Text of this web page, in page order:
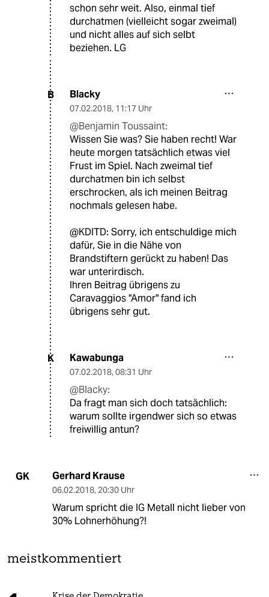
schon sehr weit. Also, einmal tief
durchatmen (vielleicht sogar zweimal)
und nicht alles auf sich selbt
beziehen. LG
B Blacky
07.02.2018, 11:17 Uhr
@Benjamin Toussaint:
Wissen Sie was? Sie haben recht! War
heute morgen tatsächlich etwas viel
Frust im Spiel. Nach zweimal tief
durchatmen bin ich selbst
erschrocken, als ich meinen Beitrag
nochmals gelesen habe.
@KDITD: Sorry, ich entschuldige mich
dafür, Sie in die Nähe von
Brandstiftern gerückt zu haben! Das
war unterirdisch.
Ihren Beitrag übrigens zu
Caravaggios "Amor" fand ich
übrigens sehr gut.
K Kawabunga
07.02.2018, 08:31 Uhr
@Blacky:
Da fragt man sich doch tatsächlich:
warum sollte irgendwer sich so etwas
freiwillig antun?
GK Gerhard Krause
06.02.2018, 20:30 Uhr
Warum spricht die IG Metall nicht lieber von
30% Lohnerhöhung?!
meistkommentiert